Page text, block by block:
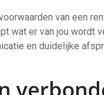
van een
wat er van jou wordt
en duidelijke